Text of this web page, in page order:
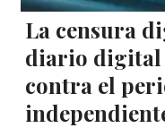
La censura
diario digital
contra el